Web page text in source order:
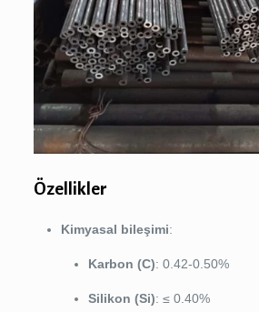
Özellikler
Kimyasal bileşimi:
Karbon (C): 0.42-0.50%
Silikon (Si): ≤ 0.40%